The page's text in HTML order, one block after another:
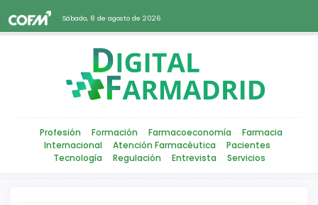
Sábado, 8 de agosto de 2026
Profesión Formación Farmacoeconomía
Farmacia
Internacional
Atención Farmacéutica
Pacientes
Tecnología
Regulación Entrevista Servicios